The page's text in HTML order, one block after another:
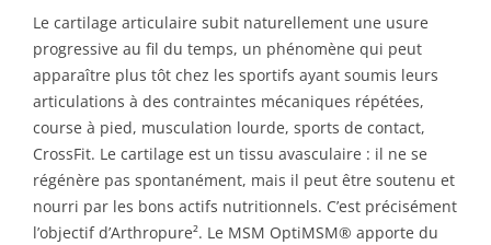
Le cartilage articulaire subit naturellement une usure
progressive au fil du temps, un phénomène qui peut
apparaître plus tôt chez les sportifs ayant soumis leurs
articulations à des contraintes mécaniques répétées,
course à pied, musculation lourde, sports de contact,
CrossFit. Le cartilage est un tissu avasculaire : il ne se
régénère pas spontanément, mais il peut être soutenu et
nourri par les bons actifs nutritionnels. C’est précisément
l’objectif d’Arthropure². Le MSM OptiMSM® apporte du